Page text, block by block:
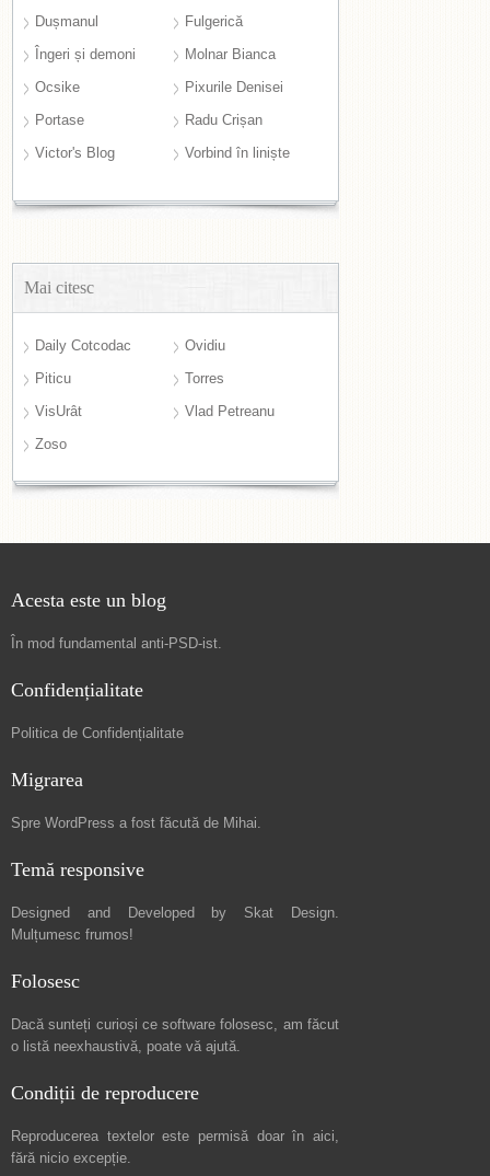
Dușmanul
Fulgerică
Îngeri și demoni
Molnar Bianca
Ocsike
Pixurile Denisei
Portase
Radu Crișan
Victor's Blog
Vorbind în liniște
Mai citesc
Daily Cotcodac
Ovidiu
Piticu
Torres
VisUrât
Vlad Petreanu
Zoso
Acesta este un blog
În mod fundamental anti-PSD-ist.
Confidențialitate
Politica de Confidențialitate
Migrarea
Spre WordPress a fost făcută de Mihai.
Temă responsive
Designed and Developed by Skat Design.
Mulțumesc frumos!
Folosesc
Dacă sunteți curioși ce software folosesc, am făcut
o listă neexhaustivă, poate vă ajută.
Condiții de reproducere
Reproducerea textelor este permisă doar în aici,
fără nicio excepție.